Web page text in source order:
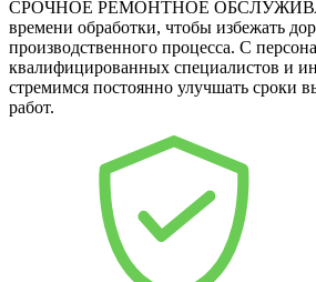
СРОЧНОЕ РЕМОНТНОЕ
времени обработки, чтобы избежать
производственного процесса. С
квалифицированных специалистов и
стремимся постоянно улучшать сроки
работ.